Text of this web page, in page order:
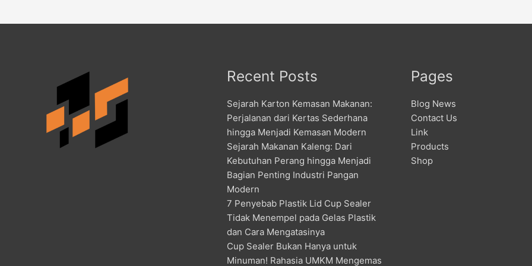
Recent Posts
Sejarah Karton Kemasan Makanan:
Perjalanan dari Kertas Sederhana
hingga Menjadi Kemasan Modern
Sejarah Makanan Kaleng: Dari
Kebutuhan Perang hingga Menjadi
Bagian Penting Industri Pangan
Modern
7 Penyebab Plastik Lid Cup Sealer
Tidak Menempel pada Gelas Plastik
dan Cara Mengatasinya
Cup Sealer Bukan Hanya untuk
Minuman! Rahasia UMKM Mengemas
Pages
Blog News
Contact Us
Link
Products
Shop